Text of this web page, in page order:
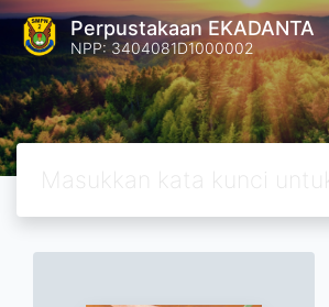
Perpustakaan EKADANTA
NPP: 3404081D1000002